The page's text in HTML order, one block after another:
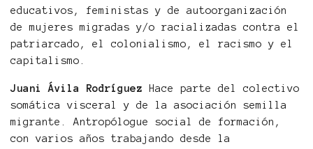
educativos, feministas y de autoorganización
de mujeres migradas y/o racializadas contra el
patriarcado, el colonialismo, el racismo y el
capitalismo.
Juani Ávila Rodríguez
Hace parte del colectivo
somática visceral y de la asociación semilla
migrante. Antropólogue social de formación,
con varios años trabajando desde la